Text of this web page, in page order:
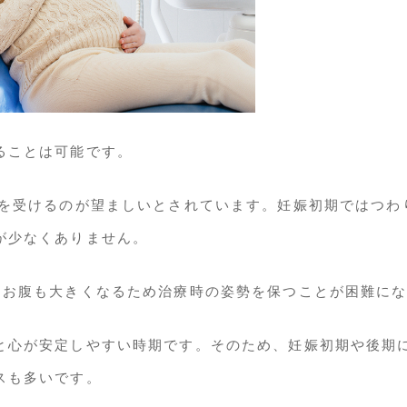
とは可能です。
けるのが望ましいとされています。妊娠初期ではつ
なくありません。
腹も大きくなるため治療時の姿勢を保つことが困難に
が安定しやすい時期です。そのため、妊娠初期や後
多いです。